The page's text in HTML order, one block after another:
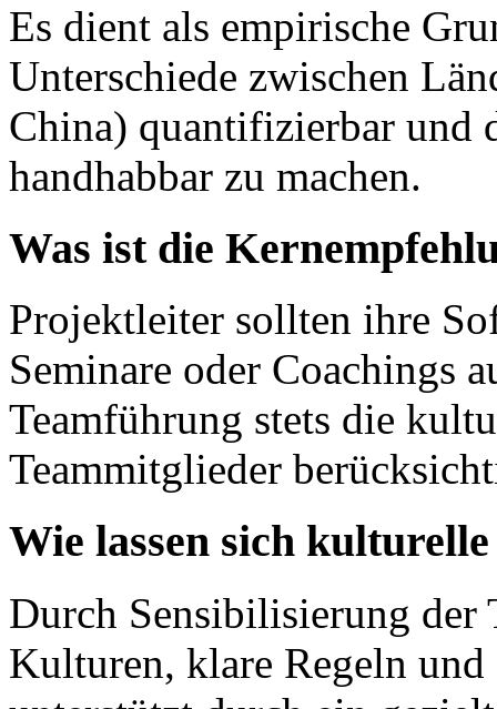
Es dient als empirische
Unterschiede zwischen
China) quantifizierbar und
handhabbar zu machen.
Was ist die
Projektleiter sollten ihre
Seminare oder Coachings
Teamführung stets die
Teammitglieder
Wie lassen sich
Durch Sensibilisierung der
Kulturen, klare Regeln